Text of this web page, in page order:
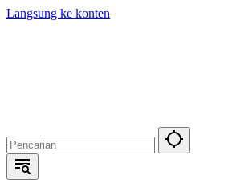
Langsung ke konten